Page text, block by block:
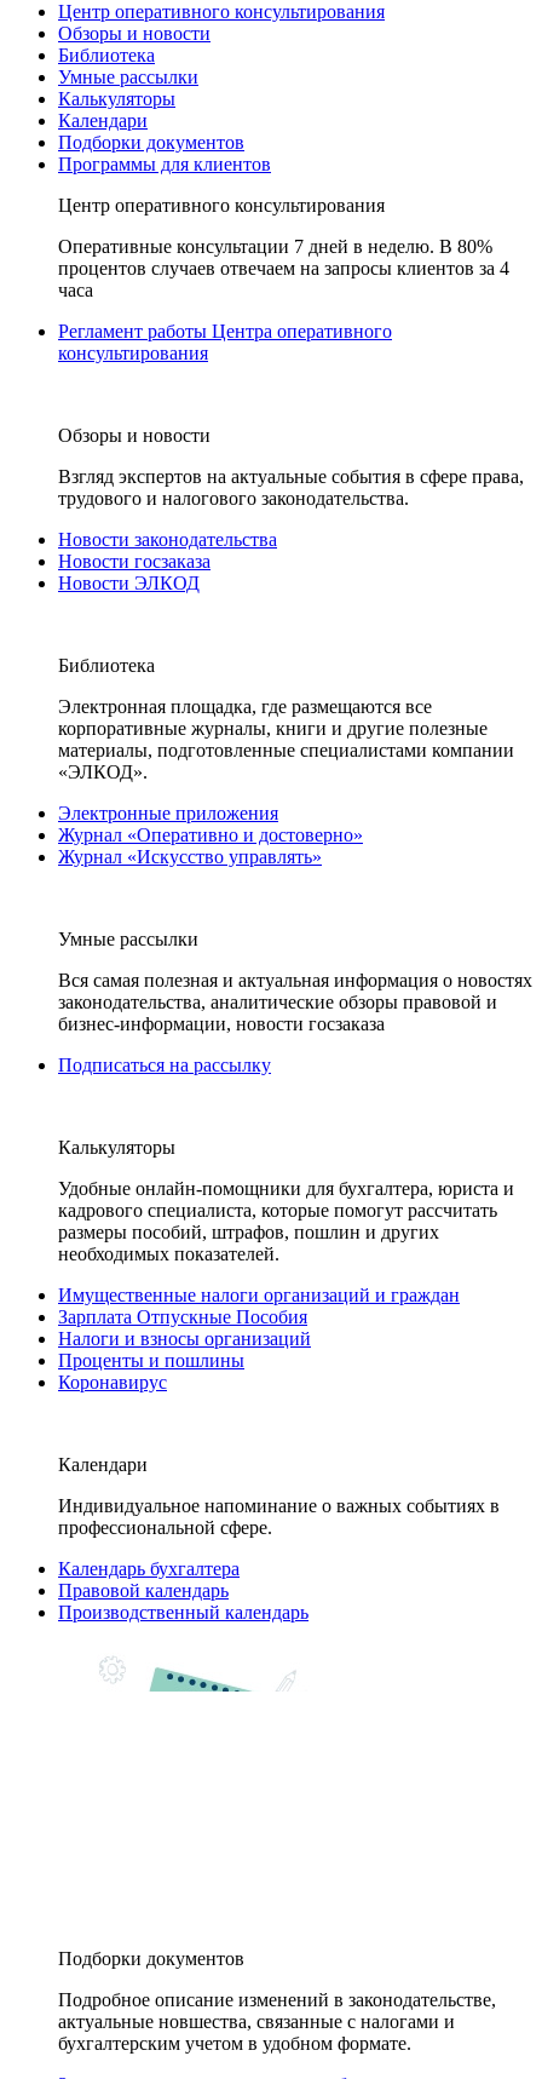
Центр оперативного консультирования
Обзоры и новости
Библиотека
Умные рассылки
Калькуляторы
Календари
Подборки документов
Программы для клиентов
Центр оперативного консультирования
Оперативные консультации 7 дней в неделю. В 80%
процентов случаев отвечаем на запросы клиентов за 4
часа
Регламент работы Центра оперативного
консультирования
Обзоры и новости
Взгляд экспертов на актуальные события в сфере права,
трудового и налогового законодательства.
Новости законодательства
Новости госзаказа
Новости ЭЛКОД
Библиотека
Электронная площадка, где размещаются все
корпоративные журналы, книги и другие полезные
материалы, подготовленные специалистами компании
«ЭЛКОД».
Электронные приложения
Журнал «Оперативно и достоверно»
Журнал «Искусство управлять»
Умные рассылки
Вся самая полезная и актуальная информация о новостях
законодательства, аналитические обзоры правовой и
бизнес-информации, новости госзаказа
Подписаться на рассылку
Калькуляторы
Удобные онлайн-помощники для бухгалтера, юриста и
кадрового специалиста, которые помогут рассчитать
размеры пособий, штрафов, пошлин и других
необходимых показателей.
Имущественные налоги организаций и граждан
Зарплата Отпускные Пособия
Налоги и взносы организаций
Проценты и пошлины
Коронавирус
Календари
Индивидуальное напоминание о важных событиях в
профессиональной сфере.
Календарь бухгалтера
Правовой календарь
Производственный календарь
Подборки документов
Подробное описание изменений в законодательстве,
актуальные новшества, связанные с налогами и
бухгалтерским учетом в удобном формате.